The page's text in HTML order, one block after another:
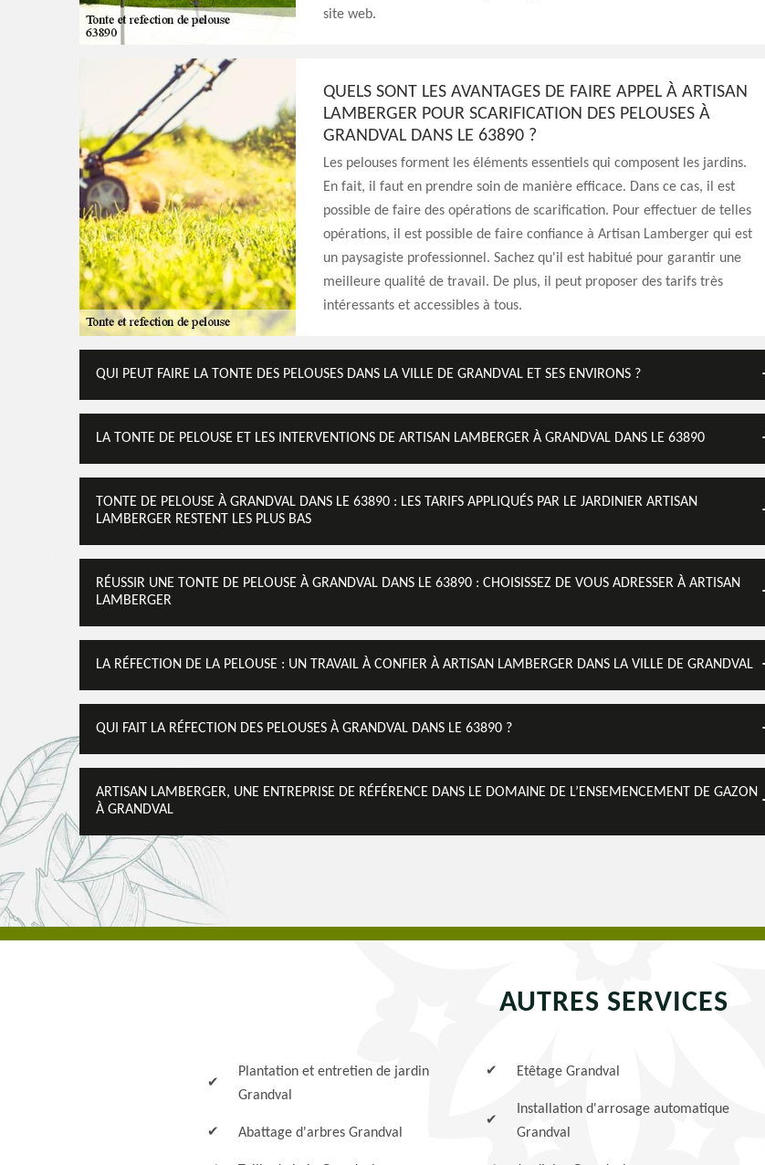
site web.
QUELS SONT LES AVANTAGES DE FAIRE APPEL À ARTISAN
LAMBERGER POUR SCARIFICATION DES PELOUSES À
GRANDVAL DANS LE 63890 ?
Les pelouses forment les éléments essentiels qui composent les jardins.
En fait, il faut en prendre soin de manière efficace. Dans ce cas, il est
possible de faire des opérations de scarification. Pour effectuer de telles
opérations, il est possible de faire confiance à Artisan Lamberger qui est
un paysagiste professionnel. Sachez qu'il est habitué pour garantir une
meilleure qualité de travail. De plus, il peut proposer des tarifs très
intéressants et accessibles à tous.
QUI PEUT FAIRE LA TONTE DES PELOUSES DANS LA VILLE DE GRANDVAL ET SES ENVIRONS ?
LA TONTE DE PELOUSE ET LES INTERVENTIONS DE ARTISAN LAMBERGER À GRANDVAL DANS LE 63890
TONTE DE PELOUSE À GRANDVAL DANS LE 63890 : LES TARIFS APPLIQUÉS PAR LE JARDINIER ARTISAN
LAMBERGER RESTENT LES PLUS BAS
RÉUSSIR UNE TONTE DE PELOUSE À GRANDVAL DANS LE 63890 : CHOISISSEZ DE VOUS ADRESSER À ARTISAN
LAMBERGER
LA RÉFECTION DE LA PELOUSE : UN TRAVAIL À CONFIER À ARTISAN LAMBERGER DANS LA VILLE DE GRANDVAL
QUI FAIT LA RÉFECTION DES PELOUSES À GRANDVAL DANS LE 63890 ?
ARTISAN LAMBERGER, UNE ENTREPRISE DE RÉFÉRENCE DANS LE DOMAINE DE L’ENSEMENCEMENT DE GAZON
À GRANDVAL
AUTRES SERVICES
Plantation et entretien de jardin
Grandval
Abattage d'arbres Grandval
Etêtage Grandval
Installation d'arrosage automatique
Grandval